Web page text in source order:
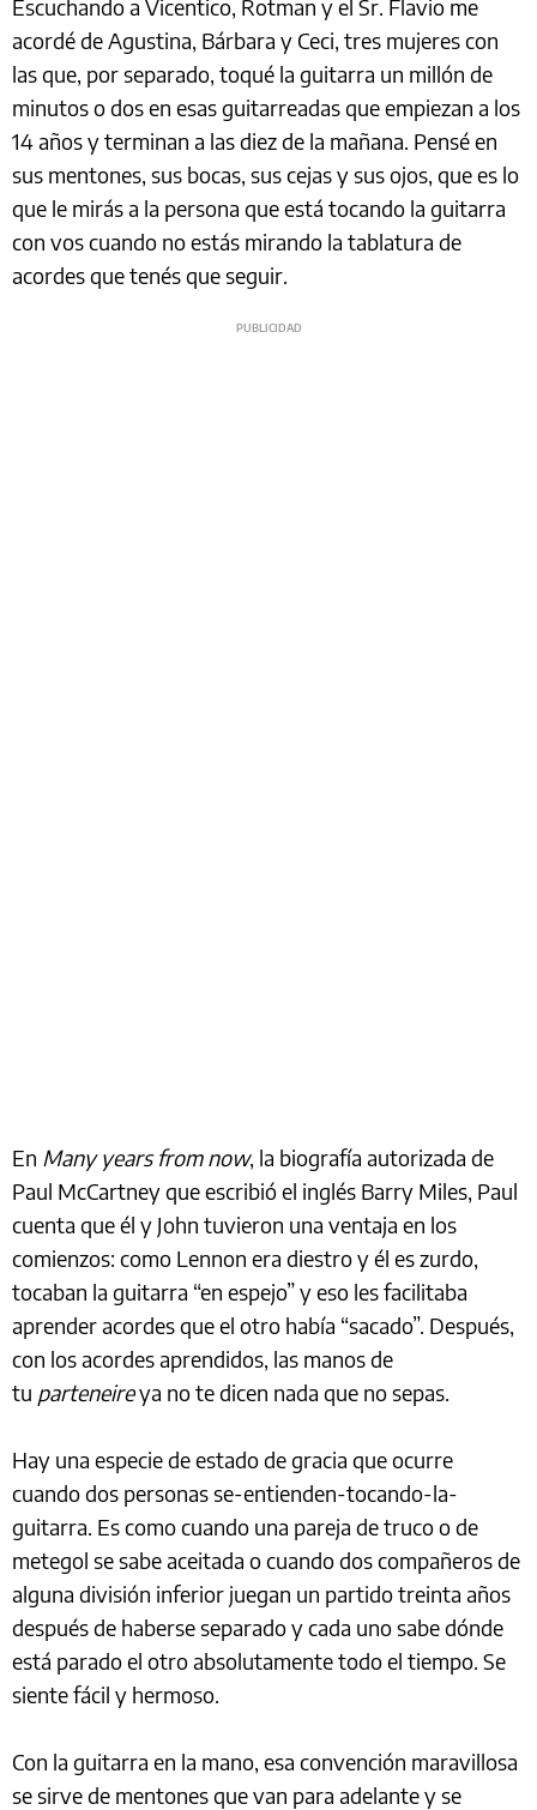
Escuchando a Vicentico, Rotman y el Sr. Flavio me
acordé de Agustina, Bárbara y Ceci, tres mujeres con
las que, por separado, toqué la guitarra un millón de
minutos o dos en esas guitarreadas que empiezan a los
14 años y terminan a las diez de la mañana. Pensé en
sus mentones, sus bocas, sus cejas y sus ojos, que es lo
que le mirás a la persona que está tocando la guitarra
con vos cuando no estás mirando la tablatura de
acordes que tenés que seguir.
En Many years from now, la biografía autorizada de
Paul McCartney que escribió el inglés Barry Miles, Paul
cuenta que él y John tuvieron una ventaja en los
comienzos: como Lennon era diestro y él es zurdo,
tocaban la guitarra “en espejo” y eso les facilitaba
aprender acordes que el otro había “sacado”. Después,
con los acordes aprendidos, las manos de
tu parteneireya no te dicen nada que no sepas.
Hay una especie de estado de gracia que ocurre
cuando dos personas se-entienden-tocando-la-
guitarra. Es como cuando una pareja de truco o de
metegol se sabe aceitada o cuando dos compañeros de
alguna división inferior juegan un partido treinta años
después de haberse separado y cada uno sabe dónde
está parado el otro absolutamente todo el tiempo. Se
siente fácil y hermoso.
Con la guitarra en la mano, esa convención maravillosa
se sirve de mentones que van para adelante y se